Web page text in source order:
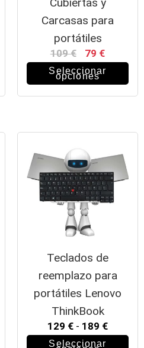
Carcasas para
portátiles
109€ 79 €
Seleccionar
opciones
Teclados de
reemplazo para
portátiles Lenovo
ThinkBook
129 € - 189 €
Seleccionar